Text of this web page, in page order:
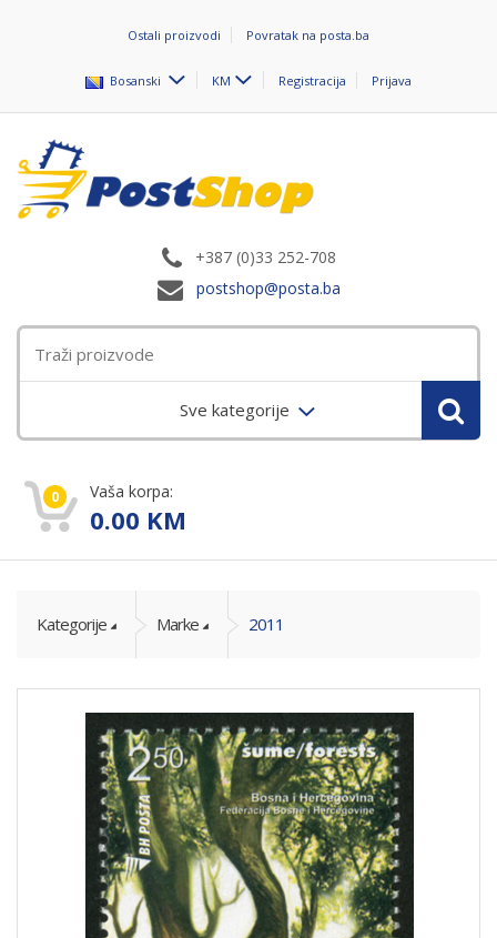
Ostali proizvodi Povratak na posta.ba
Bosanski KM Registracija Prijava
+387 (0)33 252-708
postshop@posta.ba
Sve kategorije
0 Vaša korpa:
0.00 KM
Kategorije Marke 2011